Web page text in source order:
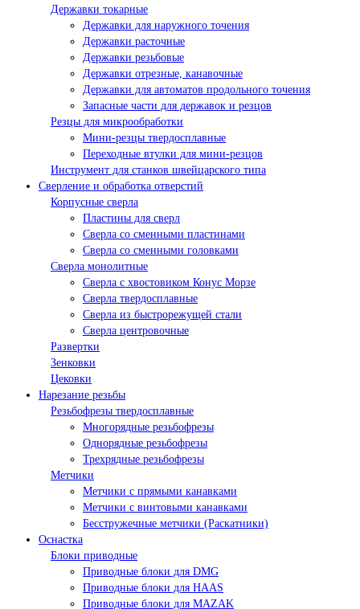
Державки токарные
Державки для наружного точения
Державки расточные
Державки резьбовые
Державки отрезные, канавочные
Державки для автоматов продольного точения
Запасные части для державок и резцов
Резцы для микрообработки
Мини-резцы твердосплавные
Переходные втулки для мини-резцов
Инструмент для станков швейцарского типа
Сверление и обработка отверстий
Корпусные сверла
Пластины для сверл
Сверла со сменными пластинами
Сверла со сменными головками
Сверла монолитные
Сверла с хвостовиком Конус Морзе
Сверла твердосплавные
Сверла из быстрорежущей стали
Сверла центровочные
Развертки
Зенковки
Цековки
Нарезание резьбы
Резьбофрезы твердосплавные
Многорядные резьбофрезы
Однорядные резьбофрезы
Трехрядные резьбофрезы
Метчики
Метчики с прямыми канавками
Метчики с винтовыми канавками
Бесстружечные метчики (Раскатники)
Оснастка
Блоки приводные
Приводные блоки для DMG
Приводные блоки для HAAS
Приводные блоки для MAZAK